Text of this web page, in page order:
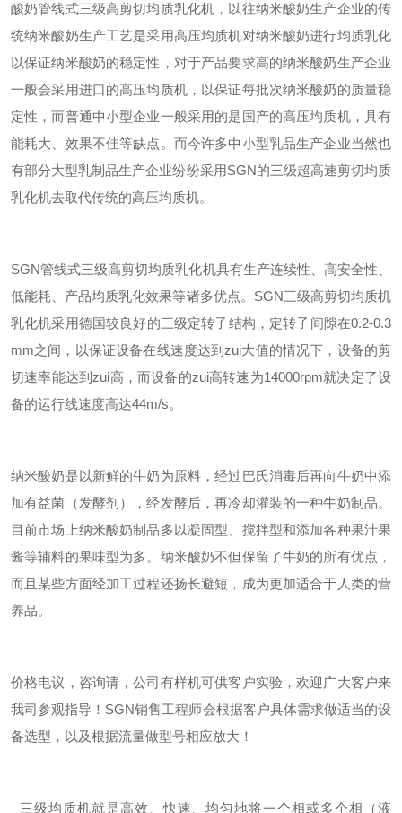
酸奶管线式三级高剪切均质乳化机，以往纳米酸奶生产企业的传
统纳米酸奶生产工艺是采用高压均质机对纳米酸奶进行均质乳化
以保证纳米酸奶的稳定性，对于产品要求高的纳米酸奶生产企业
一般会采用进口的高压均质机，以保证每批次纳米酸奶的质量稳
定性，而普通中小型企业一般采用的是国产的高压均质机，具有
能耗大、效果不佳等缺点。而今许多中小型乳品生产企业当然也
有部分大型乳制品生产企业纷纷采用SGN的三级超高速剪切均质
乳化机去取代传统的高压均质机。
SGN管线式三级高剪切均质乳化机具有生产连续性、高安全性、
低能耗、产品均质乳化效果等诸多优点。 SGN三级高剪切均质机
乳化机采用德国较良好的三级定转子结构，定转子间隙在0.2-0.3
mm之间，以保证设备在线速度达到zui大值的情况下，设备的剪
切速率能达到zui高，而设备的zui高转速为14000rpm就决定了设
备的运行线速度高达44m/s。
纳米酸奶是以新鲜的牛奶为原料，经过巴氏消毒后再向牛奶中添
加有益菌（发酵剂），经发酵后，再冷却灌装的一种牛奶制品。
目前市场上纳米酸奶制品多以凝固型、搅拌型和添加各种果汁果
酱等辅料的果味型为多。 纳米酸奶不但保留了牛奶的所有优点，
而且某些方面经加工过程还扬长避短，成为更加适合于人类的营
养品。
价格电议，咨询请 ，公司有样机可供客户实验，欢迎广大客户来
我司参观指导！ SGN销售工程师会根据客户具体需求做适当的设
备选型，以及根据流量做型号相应放大！
三级均质机就是高效、快速、均匀地将一个相或多个相（液